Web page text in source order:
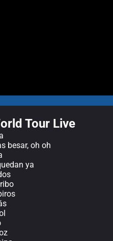
Tour Live
besar, oh oh
ya